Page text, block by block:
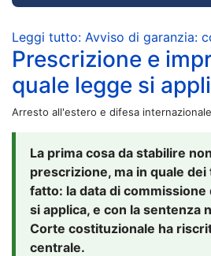
Leggi tutto: Avviso di garanzia:
Prescrizione e
quale legge si
Arresto all'estero e difesa internazionale
La prima cosa da stabilire
prescrizione, ma in quale
fatto: la data di commissione
si applica, e con la sentenza
Corte costituzionale ha
centrale.